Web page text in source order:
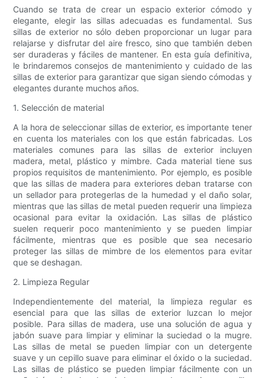
Cuando se trata de crear un espacio exterior cómodo y
elegante, elegir las sillas adecuadas es fundamental. Sus
sillas de exterior no sólo deben proporcionar un lugar para
relajarse y disfrutar del aire fresco, sino que también deben
ser duraderas y fáciles de mantener. En esta guía definitiva,
le brindaremos consejos de mantenimiento y cuidado de las
sillas de exterior para garantizar que sigan siendo cómodas y
elegantes durante muchos años.
1. Selección de material
A la hora de seleccionar sillas de exterior, es importante tener
en cuenta los materiales con los que están fabricadas. Los
materiales comunes para las sillas de exterior incluyen
madera, metal, plástico y mimbre. Cada material tiene sus
propios requisitos de mantenimiento. Por ejemplo, es posible
que las sillas de madera para exteriores deban tratarse con
un sellador para protegerlas de la humedad y el daño solar,
mientras que las sillas de metal pueden requerir una limpieza
ocasional para evitar la oxidación. Las sillas de plástico
suelen requerir poco mantenimiento y se pueden limpiar
fácilmente, mientras que es posible que sea necesario
proteger las sillas de mimbre de los elementos para evitar
que se deshagan.
2. Limpieza Regular
Independientemente del material, la limpieza regular es
esencial para que las sillas de exterior luzcan lo mejor
posible. Para sillas de madera, use una solución de agua y
jabón suave para limpiar y eliminar la suciedad o la mugre.
Las sillas de metal se pueden limpiar con un detergente
suave y un cepillo suave para eliminar el óxido o la suciedad.
Las sillas de plástico se pueden limpiar fácilmente con un